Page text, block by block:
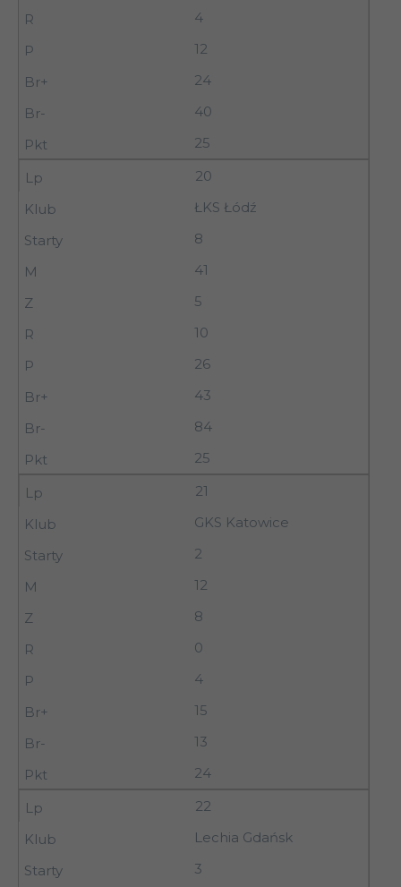
4
12
24
40
25
20
ŁKS Łódź
8
41
5
10
26
43
84
25
21
GKS Katowice
2
12
8
0
4
15
13
24
22
Lechia Gdańsk
3